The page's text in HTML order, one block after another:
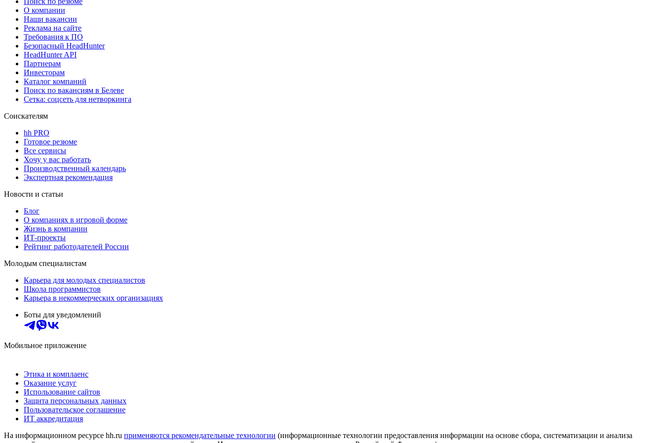
О компании
Наши вакансии
Реклама на сайте
Требования к ПО
Безопасный HeadHunter
HeadHunter API
Партнерам
Инвесторам
Каталог компаний
Поиск по вакансиям в Белеве
Сетка: соцсеть для нетворкинга
Соискателям
hh PRO
Готовое резюме
Все сервисы
Хочу у вас работать
Производственный календарь
Экспертная рекомендация
Новости и статьи
Блог
О компаниях в игровой форме
Жизнь в компании
ИТ-проекты
Рейтинг работодателей России
Молодым специалистам
Карьера для молодых специалистов
Школа программистов
Карьера в некоммерческих организациях
Боты для уведомлений
Мобильное приложение
Этика и комплаенс
Оказание услуг
Использование сайтов
Защита персональных данных
Пользовательское соглашение
ИТ аккредитация
На информационном ресурсе hh.ru применяются рекомендательные технологии (информационные технологии предоставления информации на основе сбора, систематизации и анализа